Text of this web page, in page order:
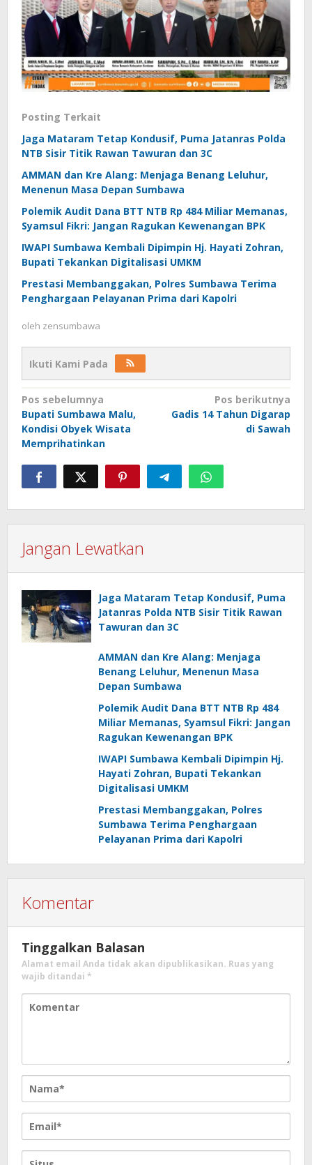
Posting Terkait
Jaga Mataram Tetap Kondusif, Puma Jatanras Polda
NTB Sisir Titik Rawan Tawuran dan 3C
AMMAN dan Kre Alang: Menjaga Benang Leluhur,
Menenun Masa Depan Sumbawa
Polemik Audit Dana BTT NTB Rp 484 Miliar Memanas,
Syamsul Fikri: Jangan Ragukan Kewenangan BPK
IWAPI Sumbawa Kembali Dipimpin Hj. Hayati Zohran,
Bupati Tekankan Digitalisasi UMKM
Prestasi Membanggakan, Polres Sumbawa Terima
Penghargaan Pelayanan Prima dari Kapolri
oleh zensumbawa
Ikuti Kami Pada
Navigasi
pos
Pos sebelumnya
Bupati Sumbawa Malu,
Kondisi Obyek Wisata
Memprihatinkan
Pos berikutnya
Gadis 14 Tahun Digarap
di Sawah
Jangan Lewatkan
Jaga Mataram Tetap Kondusif, Puma
Jatanras Polda NTB Sisir Titik Rawan
Tawuran dan 3C
AMMAN dan Kre Alang: Menjaga
Benang Leluhur, Menenun Masa
Depan Sumbawa
Polemik Audit Dana BTT NTB Rp 484
Miliar Memanas, Syamsul Fikri: Jangan
Ragukan Kewenangan BPK
IWAPI Sumbawa Kembali Dipimpin Hj.
Hayati Zohran, Bupati Tekankan
Digitalisasi UMKM
Prestasi Membanggakan, Polres
Sumbawa Terima Penghargaan
Pelayanan Prima dari Kapolri
Komentar
Tinggalkan Balasan
Alamat email Anda tidak akan dipublikasikan. Ruas yang
wajib ditandai *